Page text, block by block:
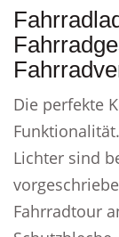
Die perfekte
Lichter sind
Fahrradtour